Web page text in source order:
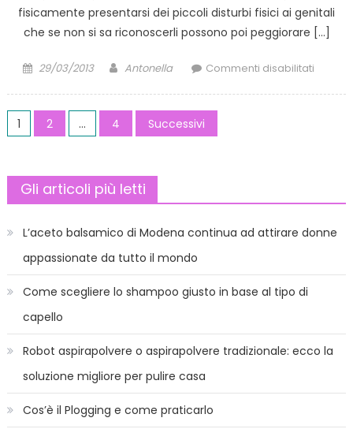
fisicamente presentarsi dei piccoli disturbi fisici ai genitali
che se non si sa riconoscerli possono poi peggiorare […]
Posted
29/03/2013 Author
Antonella Commenti disabilitati
Paginazione
articoli
1 2 … 4 Successivi
Gli articoli più letti
L’aceto balsamico di Modena continua ad attirare donne
appassionate da tutto il mondo
Come scegliere lo shampoo giusto in base al tipo di
capello
Robot aspirapolvere o aspirapolvere tradizionale: ecco la
soluzione migliore per pulire casa
Cos’è il Plogging e come praticarlo